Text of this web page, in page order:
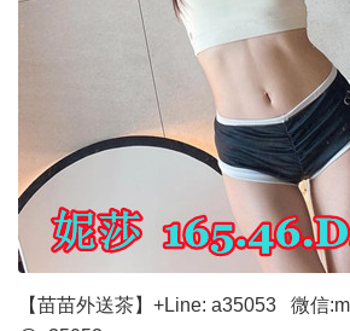
【苗苗外送茶】 +Line: a35053 微信